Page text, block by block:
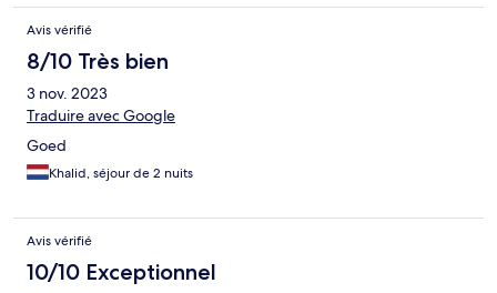
Avis vérifié
8/10 Très bien
3 nov. 2023
Traduire avec Google
Goed
Khalid, séjour de 2 nuits
Avis vérifié
10/10 Exceptionnel